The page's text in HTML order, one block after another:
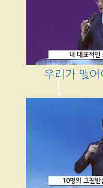
우리가 맺어